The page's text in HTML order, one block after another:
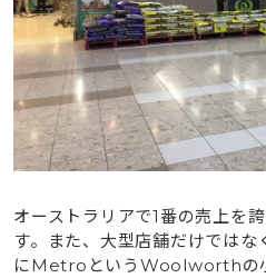
オーストラリアで1番の売上を
す。また、大型店舗だけでは
にMetroというWoolworthの